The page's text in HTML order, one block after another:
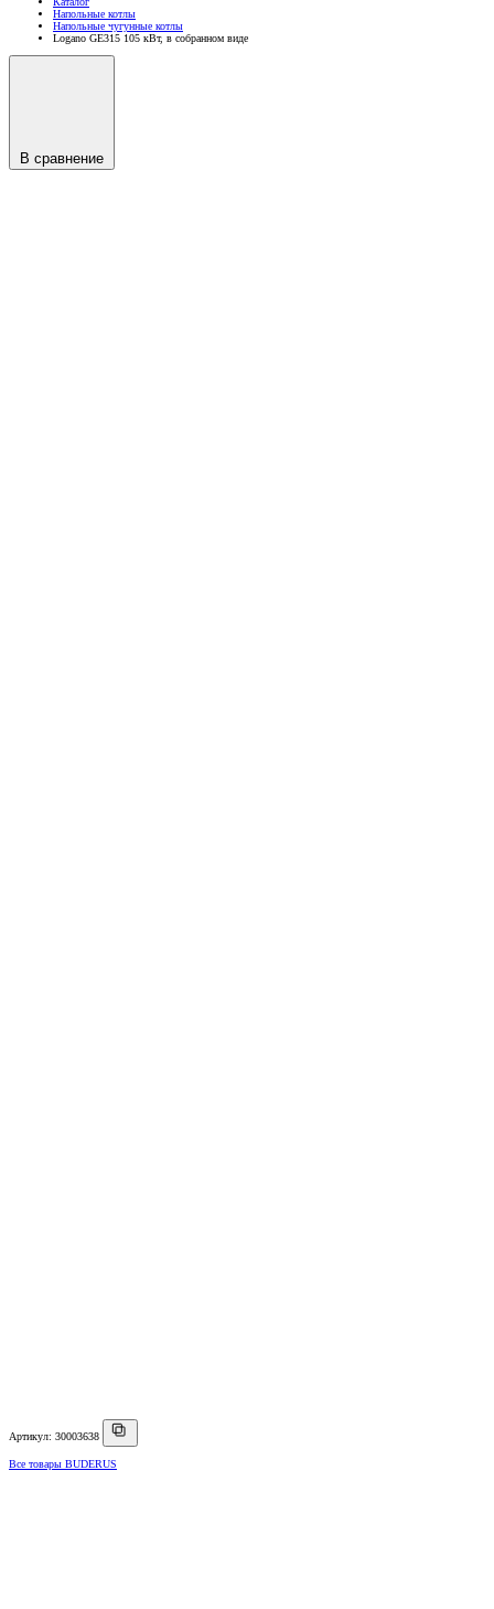
Напольные котлы
Напольные чугунные котлы
Logano GE315 105 кВт, в собранном виде
В сравнение
Артикул: 30003638
Все товары BUDERUS